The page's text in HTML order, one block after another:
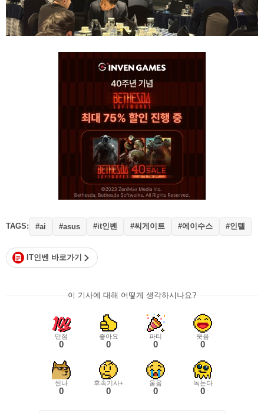
TAGS: #ai #asus #it인벤 #씨게이트 #에이수스 #인텔
IT인벤 바로가기
이 기사에 대해 어떻게 생각하시나요?
만점
0
좋아요
0
파티
0
웃음
0
씬나
0
후속기사+
0
울음
0
녹는다
0